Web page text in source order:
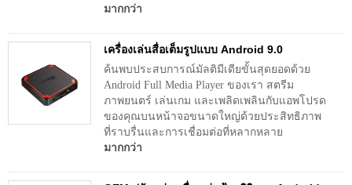
มากกว่า
เครื่องเล่นสื่อเต็มรูปแบบ Android 9.0
ค้นพบประสบการณ์มัลติมีเดียขั้นสุดยอดด้วย
Android Full Media Player ของเรา สตรีม
ภาพยนตร์ เล่นเกม และเพลิดเพลินกับแอพโปรด
ของคุณบนหน้าจอขนาดใหญ่ด้วยประสิทธิภาพ
ที่ราบรื่นและการเชื่อมต่อที่หลากหลาย
มากกว่า